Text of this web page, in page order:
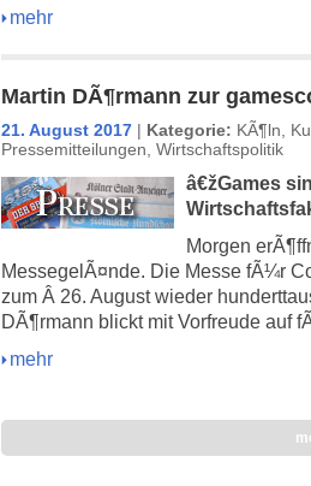
mehr
Martin DÃ¶rmann zur
21. August 2017 | Kategorie: KÃ¶ln
Pressemitteilungen Wirtschaftspolitik
â€žGames
Morgen
MessegelÃ¤nde. Die Messe fÃ¼r
zum Â 26. August wieder
DÃ¶rmann blickt mit Vorfreude auf
mehr